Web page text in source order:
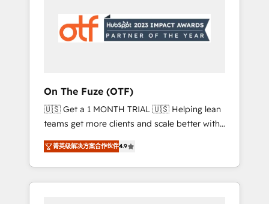
Hubs to your buyer journey for clean data,
scalability, & reporting. 🎯Demand Gen &
messaging, & conversion strategy that drive
results. 🤖AI Strategy: Activate Breeze Agents,
configure HubSpot AI, & maximize AEO with
tailored AI services. 🧩Integrations: Extend
HubSpot with custom integrations, hosting, &
maintenance.
On The Fuze (OTF)
🇺🇸 Get a 1 MONTH TRIAL 🇺🇸 Helping lean
teams get more clients and scale better with
our HubSpot Consulting & 'Done For You'
Services. 🚀 Who We Work With 🚀 We help
lean, growing companies: - Win more
business - Reduce no-shows - Improve lead
菁英级解决方案合作伙伴4.9